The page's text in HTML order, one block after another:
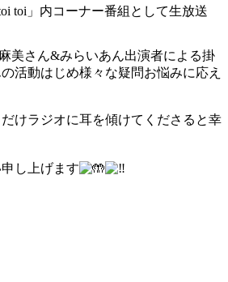
toi」内コーナー番組として生放送
美さん&みらいあん出演者による掛
活動はじめ様々な疑問お悩みに応え
けラジオに耳を傾けてくださると幸
し上げます